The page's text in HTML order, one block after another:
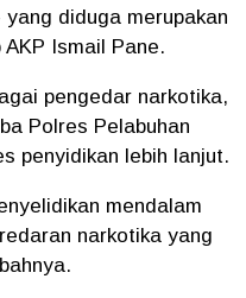
diduga merupakan
Ismail Pane.
pengedar narkotika,
Polres Pelabuhan
penyidikan lebih lanjut.
mendalam
narkotika yang